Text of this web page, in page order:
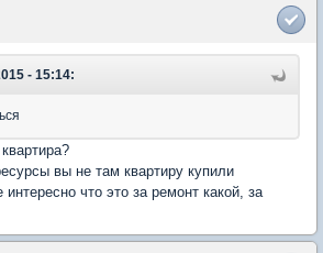
- 15:14:
вы не там квартиру купили
что это за ремонт какой, за